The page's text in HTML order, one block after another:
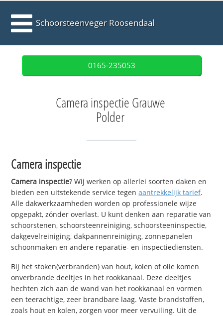
Schoorsteenveger Roosendaal
0165-235053
Camera inspectie Grauwe
Polder
Camera inspectie
Camera inspectie? Wij werken op allerlei soorten daken en
bieden een uitstekende service tegenaantrekkelijk tarief.
Alle dakwerkzaamheden worden op professionele wijze
opgepakt, zónder overlast. U kunt denken aan reparatie van
schoorstenen, schoorsteenreiniging, schoorsteeninspectie,
dakgevelreiniging, dakpannenreiniging, zonnepanelen
schoonmaken en andere reparatie- en inspectiediensten.
Bij het stoken(verbranden) van hout, kolen of olie komen
onverbrande deeltjes in het rookkanaal. Deze deeltjes
hechten zich aan de wand van het rookkanaal en vormen
een teerachtige, zeer brandbare laag. Vaste brandstoffen,
zoals hout en kolen, zorgen voor meer vervuiling. Uit de